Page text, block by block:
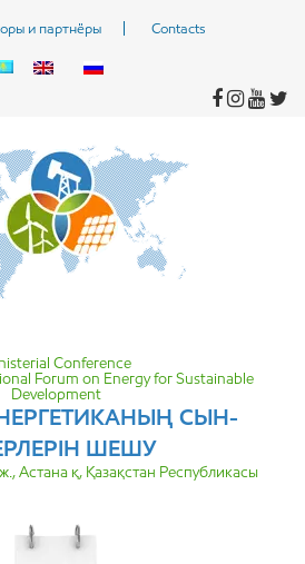
и партнёры Contacts
Conference
Forum on Energy for Sustainable
Development
СЫН-
ШЕШУ
Астана қ, Қазақстан Республикасы